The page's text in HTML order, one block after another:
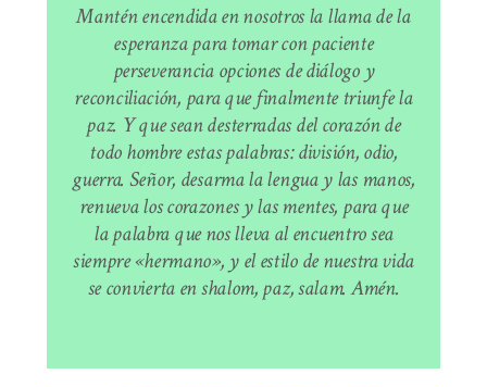
Mantén encendida en nosotros la llama de la
esperanza para tomar con paciente
perseverancia opciones de diálogo y
reconciliación, para que finalmente triunfe la
paz. Y que sean desterradas del corazón de
todo hombre estas palabras: división, odio,
guerra. Señor, desarma la lengua y las manos,
renueva los corazones y las mentes, para que
la palabra que nos lleva al encuentro sea
siempre «hermano», y el estilo de nuestra vida
se convierta en shalom, paz, salam.Amén.